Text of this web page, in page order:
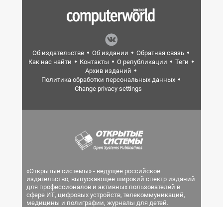
Об издательстве Об издании
Обратная связь
Как нас найти
Контакты О републикации
Теги
Архив изданий
Политика обработки персональных данных
Change privacy settings
«Открытые системы» - ведущее российское
издательство, выпускающее широкий спектр изданий
для профессионалов и активных пользователей в
сфере ИТ, цифровых устройств, телекоммуникаций,
медицины и полиграфии, журналы для детей.